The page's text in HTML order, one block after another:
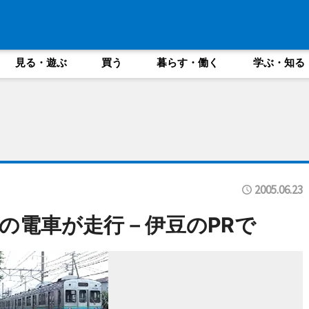
見る・遊ぶ 買う 暮らす・働く 学ぶ・知る
2005.06.23
電車が走行－伊豆のPRで